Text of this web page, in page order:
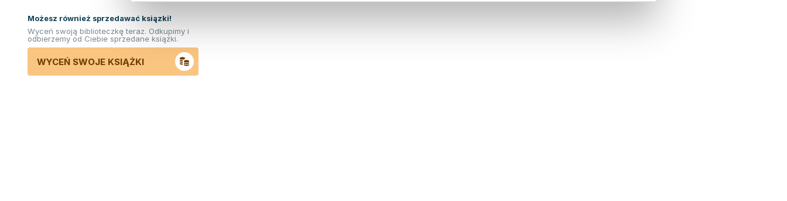
Możesz również sprzedawać ksiązki!
Wyceń swoją biblioteczkę teraz. Odkupimy i
odbierzemy od Ciebie sprzedane książki.
WYCEŃ SWOJE KSIĄŻKI